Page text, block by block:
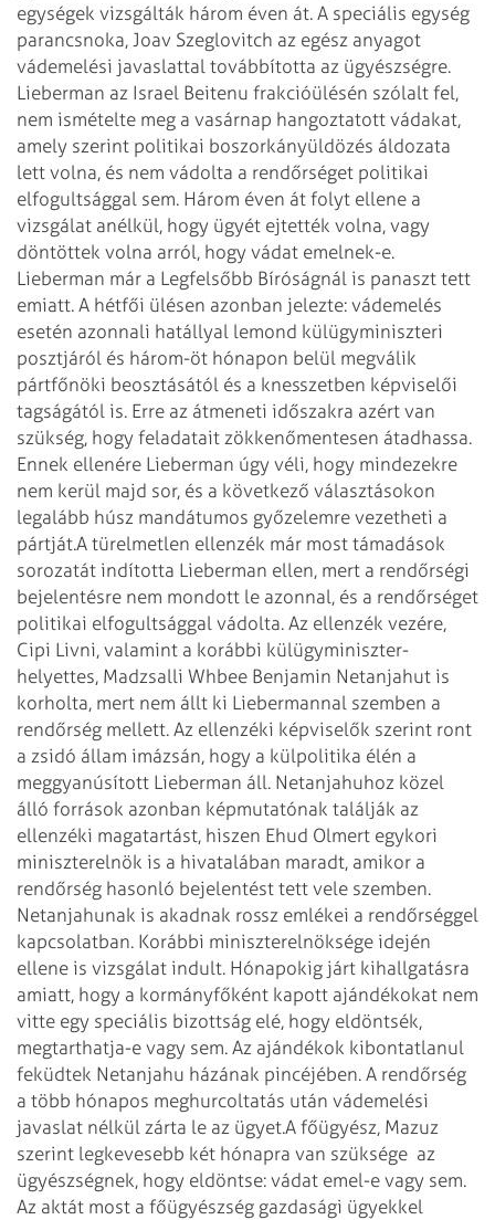
egységek vizsgálták három éven át. A speciális egység
parancsnoka, Joav Szeglovitch az egész anyagot
vádemelési javaslattal továbbította az ügyészségre.
Lieberman az Israel Beitenu frakcióülésén szólalt fel,
nem ismételte meg a vasárnap hangoztatott vádakat,
amely szerint politikai boszorkányüldözés áldozata
lett volna, és nem vádolta a rendőrséget politikai
elfogultsággal sem. Három éven át folyt ellene a
vizsgálat anélkül, hogy ügyét ejtették volna, vagy
döntöttek volna arról, hogy vádat emelnek-e.
Lieberman már a Legfelsőbb Bíróságnál is panaszt tett
emiatt. A hétfői ülésen azonban jelezte: vádemelés
esetén azonnali hatállyal lemond külügyminiszteri
posztjáról és három-öt hónapon belül megválik
pártfőnöki beosztásától és a knesszetben képviselői
tagságától is. Erre az átmeneti időszakra azért van
szükség, hogy feladatait zökkenőmentesen átadhassa.
Ennek ellenére Lieberman úgy véli, hogy mindezekre
nem kerül majd sor, és a következő választásokon
legalább húsz mandátumos győzelemre vezetheti a
pártját.A türelmetlen ellenzék már most támadások
sorozatát indította Lieberman ellen, mert a rendőrségi
bejelentésre nem mondott le azonnal, és a rendőrséget
politikai elfogultsággal vádolta. Az ellenzék vezére,
Cipi Livni, valamint a korábbi külügyminiszter-
helyettes, Madzsalli Whbee Benjamin Netanjahut is
kor­hol­ta, mert nem állt ki Liebermannal szemben a
rendőrség mellett. Az ellenzéki képviselők szerint ront
a zsidó állam imázsán, hogy a külpolitika élén a
meggyanúsított Lieberman áll. Netanjahuhoz közel
álló források azonban képmutatónak találják az
ellenzéki magatartást, hiszen Ehud Olmert egykori
miniszterelnök is a hivatalában maradt, amikor a
rendőrség hasonló bejelentést tett vele szemben.
Netanjahunak is akadnak rossz emlékei a rendőrséggel
kapcsolatban. Korábbi miniszterelnöksége idején
ellene is vizsgálat indult. Hónapokig járt kihallgatásra
amiatt, hogy a kormányfőként kapott ajándékokat nem
vitte egy speciális bizottság elé, hogy eldöntsék,
megtarthatja-e vagy sem. Az ajándékok kibontatlanul
feküdtek Netanjahu házának pincéjében. A rendőrség
a több hónapos meghurcoltatás után vádemelési
javaslat nélkül zárta le az ügyet.A főügyész, Mazuz
szerint legkevesebb két hónapra van szüksége az
ügyészségnek, hogy eldöntse: vádat emel-e vagy sem.
Az aktát most a főügyészség gazdasági ügyekkel